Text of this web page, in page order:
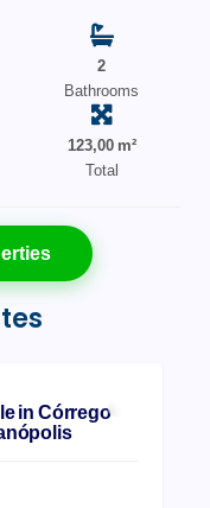
2
Bathrooms
123,00 m²
Total
in Córrego